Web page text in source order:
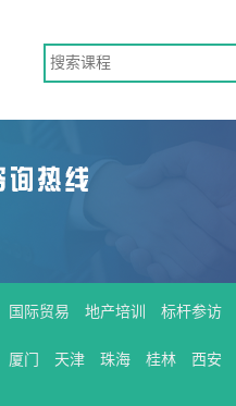
国际贸易 地产培训 标杆参访
厦门 天津 珠海 桂林 西安